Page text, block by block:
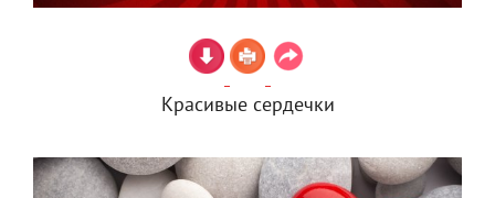
Красивые сердечки